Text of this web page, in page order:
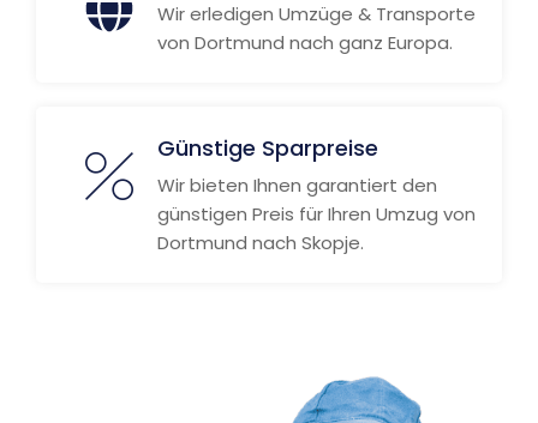
Wir erledigen Umzüge & Transporte
von Dortmund nach ganz Europa.
Günstige Sparpreise
Wir bieten Ihnen garantiert den
günstigen Preis für Ihren Umzug von
Dortmund nach Skopje.